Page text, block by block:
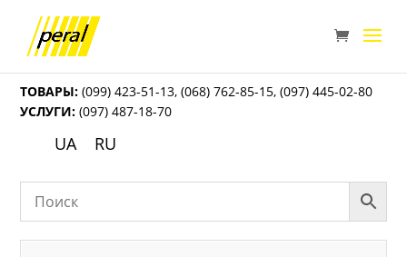
ТОВАРЫ: (099) 423-51-13,(068) 762-85-15,(097) 445-02-80
УСЛУГИ: (097) 487-18-70
UA RU